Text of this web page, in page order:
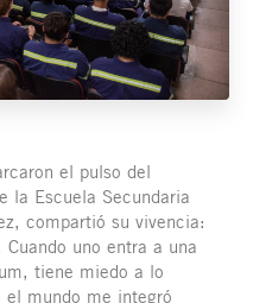
el pulso del
la Escuela Secundaria
compartió su vivencia:
uno entra a una
tiene miedo a lo
el mundo me integró